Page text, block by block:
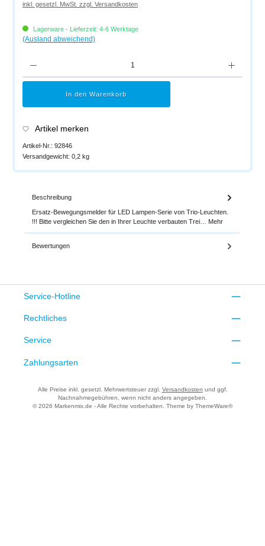
inkl. gesetzl. MwSt. zzgl. Versandkosten
Lagerware - Lieferzeit: 4-6 Werktage
(Ausland abweichend)
In den Warenkorb
Artikel merken
Artikel-Nr.: 92846
Versandgewicht: 0,2 kg
Beschreibung
Ersatz-Bewegungsmelder für LED Lampen-Serie von Trio-Leuchten.
!!! Bitte vergleichen Sie den in Ihrer Leuchte verbauten Trei… Mehr
Bewertungen
Service-Hotline
Rechtliches
Service
Zahlungsarten
Alle Preise inkl. gesetzl. Mehrwertsteuer zzgl. Versandkosten und ggf.
Nachnahmegebühren, wenn nicht anders angegeben.
© 2026 Markenmix.de - Alle Rechte vorbehalten. Theme by ThemeWare®